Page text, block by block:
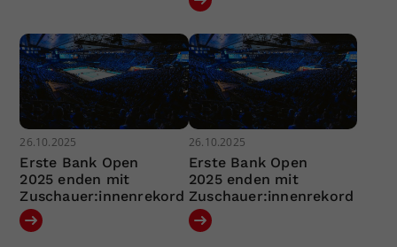
26.10.2025
Erste Bank Open
2025 enden mit
Zuschauer:innenrekord
26.10.2025
Erste Bank Open
2025 enden mit
Zuschauer:innenrekord